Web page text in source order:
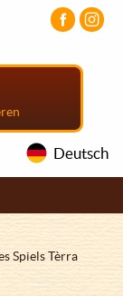
Deutsch
Spiels Tèrra